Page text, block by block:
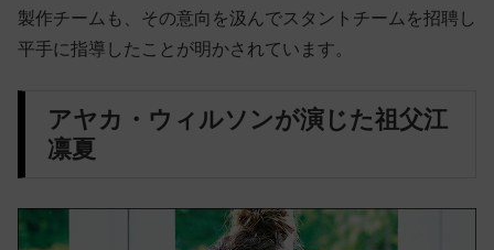
製作チームも、その意向を汲んでスタントチームを招聘し
平手に指導したことが明かされています。
アヤカ・ウィルソンが演じた祖父江
凛夏